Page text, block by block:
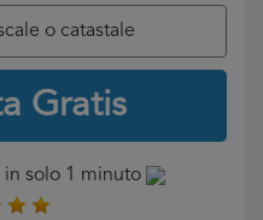
o catastale
Gratis
solo 1 minuto